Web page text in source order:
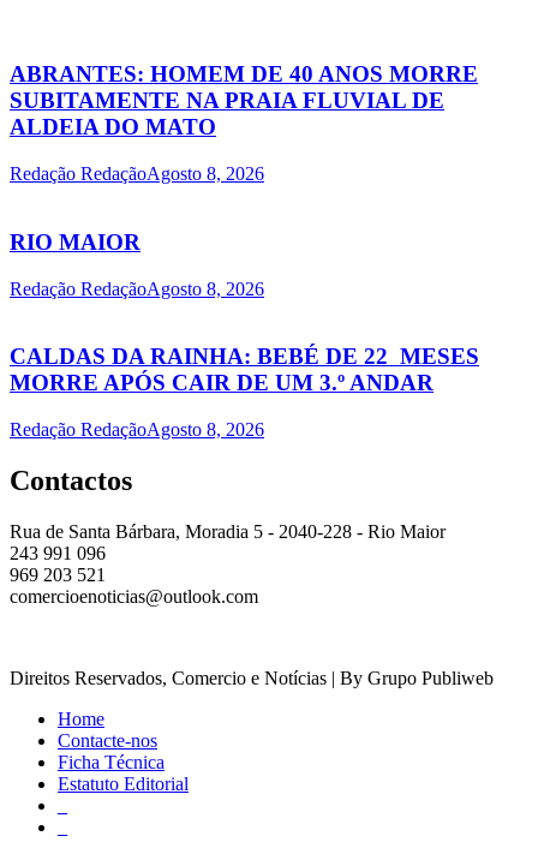
ABRANTES: HOMEM DE 40 ANOS MORRE
SUBITAMENTE NA PRAIA FLUVIAL DE
ALDEIA DO MATO
Redação RedaçãoAgosto 8, 2026
RIO MAIOR
Redação RedaçãoAgosto 8, 2026
CALDAS DA RAINHA: BEBÉ DE 22 MESES
MORRE APÓS CAIR DE UM 3.º ANDAR
Redação RedaçãoAgosto 8, 2026
Contactos
Rua de Santa Bárbara, Moradia 5 - 2040-228 - Rio Maior
243 991 096
969 203 521
comercioenoticias@outlook.com
Direitos Reservados, Comercio e Notícias | By Grupo Publiweb
Home
Contacte-nos
Ficha Técnica
Estatuto Editorial